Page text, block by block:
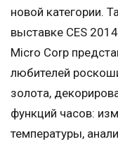
новой категории.
выставке CES
Micro Corp
любителей
золота,
функций часов:
температуры,